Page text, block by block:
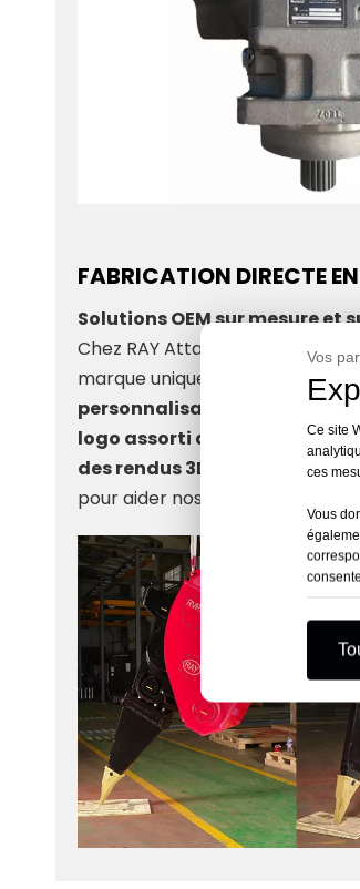
Vos
Ce site
ces
Vous
FABRICATION DIRECTE
Solutions OEM sur mesure
Chez RAY Attachments, nous
marque unique. En tant
personnalisation du support
logo assorti aux couleurset
des rendus 3D
pour votre
pour aider nos partenaires à